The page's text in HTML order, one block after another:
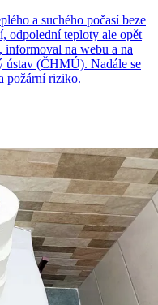
a suchého počasí beze
odpolední teploty ale opět
informoval na webu a na
ústav (ČHMÚ). Nadále se
požární riziko.